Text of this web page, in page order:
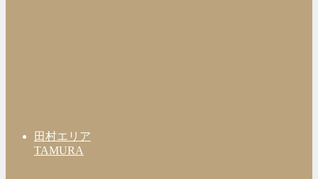
田村エリア
TAMURA